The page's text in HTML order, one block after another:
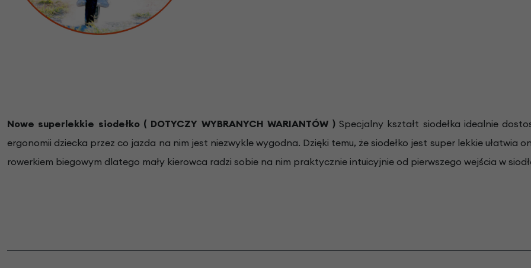
Nowe superlekkie siodełko ( DOTYCZY WYBRANYCH WARIANTÓW )Specjalny kształt siodełka idealnie
ergonomii dziecka przez co jazda na nim jest niezwykle wygodna. Dzięki temu, że siodełko jest super lekkie ułatwia
rowerkiem biegowym dlatego mały kierowca radzi sobie na nim praktycznie intuicyjnie od pierwszego wejścia w